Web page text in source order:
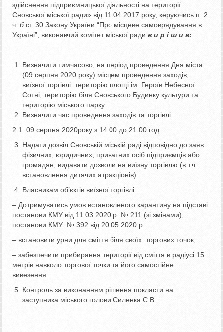
здійснення підприємницької діяльності на території
Сновської міської ради» від 11.04.2017 року, керуючись п. 2
ч. бст. 30 Закону України “Про місцеве самоврядування в
Україні”, виконавчий комітет міської ради в и р і ш и в:
Визначити тимчасово, на період проведення Дня міста
(09 серпня 2020 року) місцем проведення заходів,
виїзної торгівлі: територію площі ім. Героїв Небесної
Сотні, територію біля Сновського Будинку культури та
територію міського парку.
Визначити час проведення заходів та торгівлі:
2.1. 09 серпня 2020року з 14.00 до 21.00 год.
Надати дозвіл Сновській міській раді відповідно до заяв
фізичних, юридичних, приватних осіб підприємців або
громадян, видавати дозволи на виїзну торгівлю (в т.ч.
встановлення дитячих атракціонів).
Власникам об’єктів виїзної торгівлі:
– Дотримуватись умов встановленого карантину на підставі
постанови КМУ від 11.03.2020 р. № 211 (зі змінами),
постанови КМУ № 392 від 20.05.2020 р.
– встановити урни для сміття біля своїх торгових точок;
– забезпечити прибирання території від сміття в радіусі 15
метрів навколо торгової точки та його самостійне
вивезення.
Контроль за виконанням рішення покласти на
заступника міського голови Силенка С.В.